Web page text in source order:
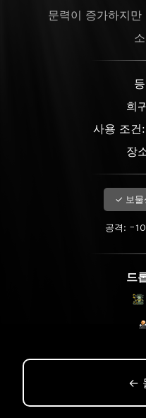
문력이 증가하지
희
사용 조건
장
✓ 보물
공격: -
드
←